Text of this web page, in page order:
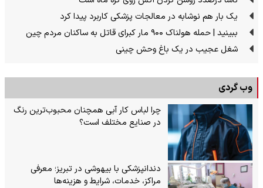
یک بار هم نوشابه در معالجات پزشکی کاربرد پیدا کرد
ببینید | حمله هولناک ۹۰۰ مار کبرای قاتل به ساکنان مردم چین
شغل عجیب در یک باغ وحش چینی
وب گردی
چرا لباس کار آبی همچنان محبوب‌ترین رنگ
در صنایع مختلف است؟
دندانپزشکی با بیهوشی در تبریز؛ معرفی
مراکز، خدمات، شرایط و هزینه‌ها